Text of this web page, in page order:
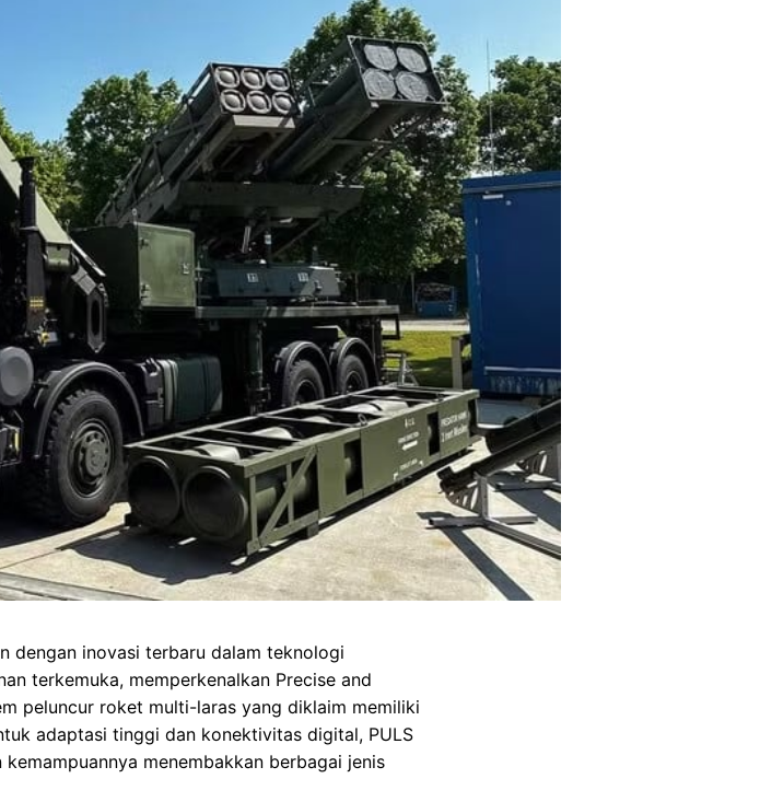
dengan inovasi terbaru dalam teknologi
terkemuka, memperkenalkan Precise and
peluncur roket multi-laras yang diklaim memiliki
adaptasi tinggi dan konektivitas digital, PULS
menembakkan berbagai jenis